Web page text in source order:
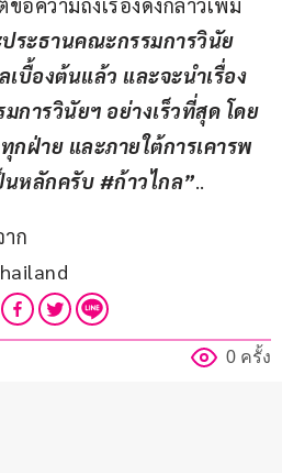
อความถึงเรื่องดังกล่าวเพิ่ม
ระธานคณะกรรมการวินัย
บื้องต้นแล้ว และจะนำเรื่อง
การวินัยฯ อย่างเร็วที่สุด โดย
กฝ่าย และภายใต้การเคารพ
หลักครับ #ก้าวไกล”..
ก
0 ครั้ง